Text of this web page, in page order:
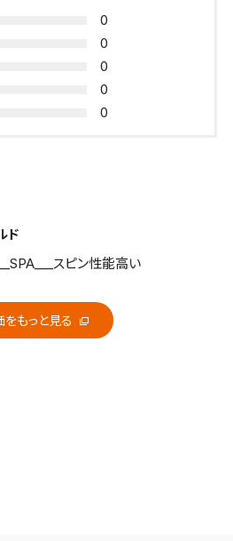
0
0
0
0
0
ド
スピン性能高い
をもっと見る